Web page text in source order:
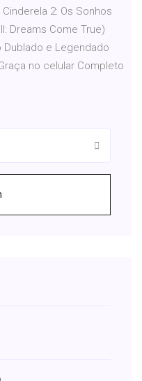
2: Os Sonhos
Dreams Come True)
Dublado e Legendado
no celular Completo